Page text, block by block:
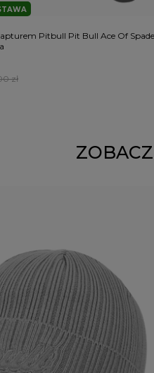
Pitbull Pit Bull Ace Of
zł